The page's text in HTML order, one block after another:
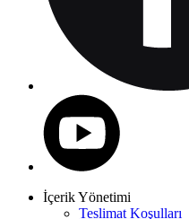
İçerik Yönetimi
Teslimat Koşulları